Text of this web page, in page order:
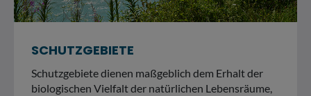
SCHUTZGEBIETE
Schutzgebiete dienen maßgeblich dem Erhalt der
biologischen Vielfalt der natürlichen Lebensräume,